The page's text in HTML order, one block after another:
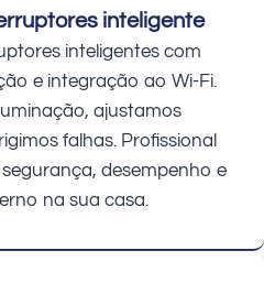
inteligente
inteligentes com
e integração ao Wi-Fi.
ajustamos
falhas. Profissional
desempenho e
na sua casa.